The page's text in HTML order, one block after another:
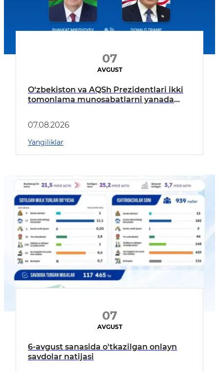
07
AVGUST
O‘zbekiston va AQSh Prezidentlari ikki
tomonlama munosabatlarni yanada
07.08.2026
Yangiliklar
07
AVGUST
6-avgust sanasida o'tkazilgan onlayn
savdolar natijasi